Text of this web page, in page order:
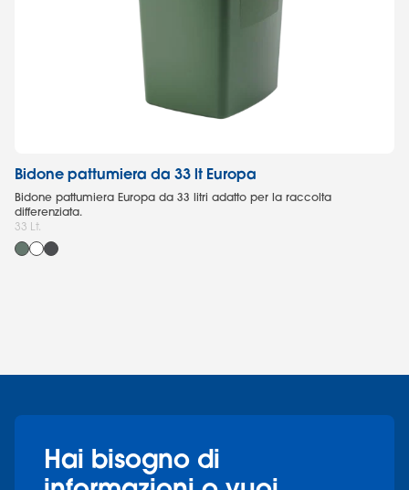
Bidone pattumiera da 33 lt Europa
Bidone pattumiera Europa da 33 litri adatto per la raccolta
differenziata.
33 Lt.
Hai bisogno di